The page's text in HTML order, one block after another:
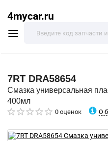
4mycar.ru
7RT DRA58654
Смазка универсальная
400мл
0 оценок О